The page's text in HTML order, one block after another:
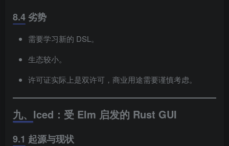
8.4 劣势
需要学习新的 DSL。
生态较小。
许可证实际上是双许可，商业用途需要谨慎考虑。
九、Iced：受 Elm 启发的 Rust GUI
9.1 起源与现状